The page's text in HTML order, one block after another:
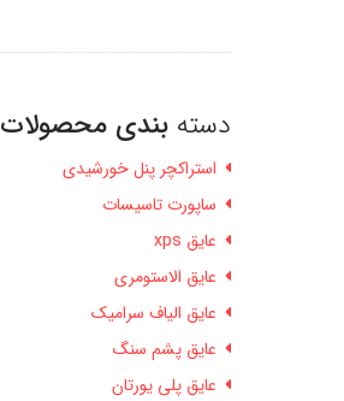
دسته بندی محصولات
استراکچر پنل خورشیدی
ساپورت تاسیسات
عایق xps
عایق الاستومری
عایق الیاف سرامیک
عایق پشم سنگ
عایق پلی یورتان